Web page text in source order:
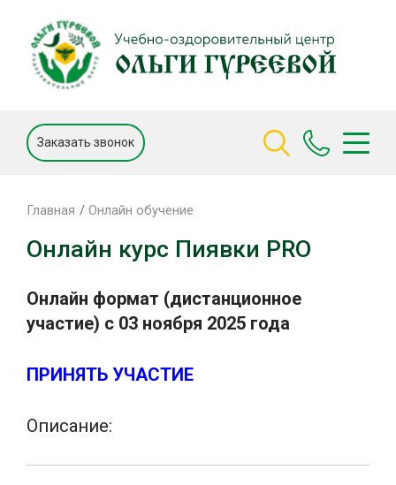
Заказать звонок
Главная Онлайн обучение
Онлайн курс Пиявки PRO
Онлайн формат (дистанционное
участие) с 03 ноября 2025 года
ПРИНЯТЬ УЧАСТИЕ
Описание: